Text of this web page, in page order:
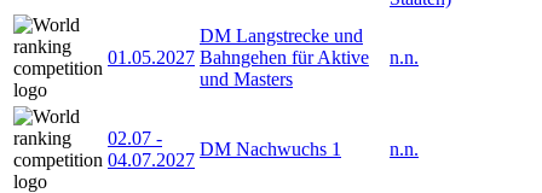
01.05.2027
DM Langstrecke und
Bahngehen für Aktive
und Masters
n.n.
02.07 -
04.07.2027
DM Nachwuchs 1 n.n.